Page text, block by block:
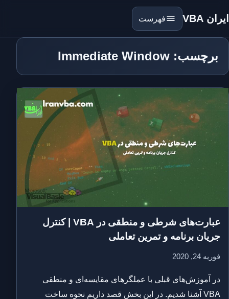
ایران VBA فهرست
برچسب: Immediate Window
عبارت‌های شرطی و منطقی در VBA | کنترل
جریان برنامه و تمرین تعاملی
فوریه 24, 2020
در آموزش‌های قبلی با عملگرهای مقایسه‌ای و منطقی
VBA آشنا شدیم. در این بخش قصد داریم نحوه ساخت